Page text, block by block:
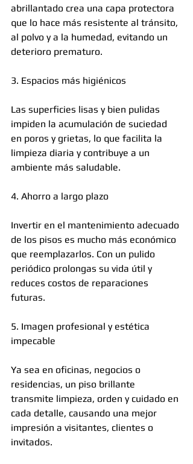
abrillantado crea una capa protectora
que lo hace más resistente al tránsito,
al polvo y a la humedad, evitando un
deterioro prematuro.
3. Espacios más higiénicos
Las superficies lisas y bien pulidas
impiden la acumulación de suciedad
en poros y grietas, lo que facilita la
limpieza diaria y contribuye a un
ambiente más saludable.
4. Ahorro a largo plazo
Invertir en el mantenimiento adecuado
de los pisos es mucho más económico
que reemplazarlos. Con un pulido
periódico prolongas su vida útil y
reduces costos de reparaciones
futuras.
5. Imagen profesional y estética
impecable
Ya sea en oficinas, negocios o
residencias, un piso brillante
transmite limpieza, orden y cuidado en
cada detalle, causando una mejor
impresión a visitantes, clientes o
invitados.